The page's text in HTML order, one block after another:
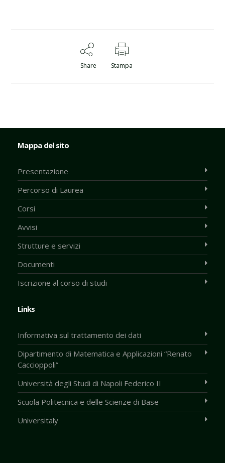
Share Stampa
Mappa del sito
Presentazione
Percorso di Laurea
Corsi
Avvisi
Strutture e servizi
Documenti
Iscrizione al corso di studi
Links
Informativa sul trattamento dei dati
Dipartimento di Matematica e Applicazioni “Renato
Caccioppoli”
Università degli Studi di Napoli Federico II
Scuola Politecnica e delle Scienze di Base
Universitaly